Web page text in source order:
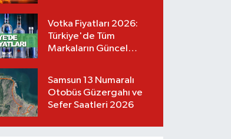
Votka Fiyatları 2026:
Türkiye'de Tüm
Markaların Güncel
Samsun 13 Numaralı
Otobüs Güzergahı ve
Sefer Saatleri 2026